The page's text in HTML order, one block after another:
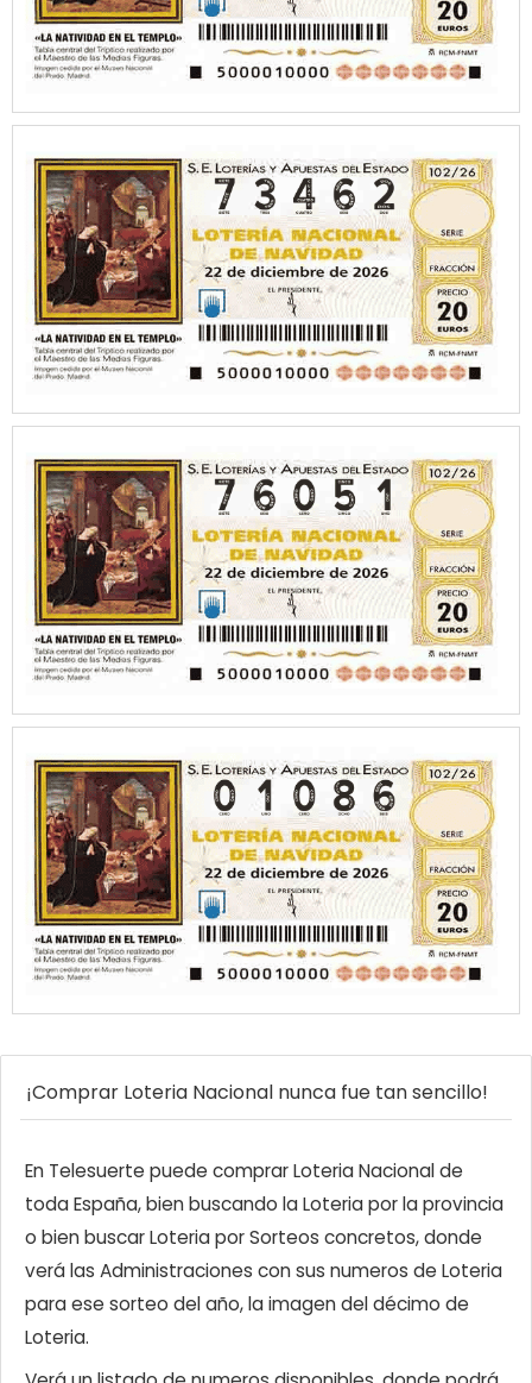
¡Comprar Loteria Nacional nunca fue tan sencillo!
En Telesuerte puede comprar Loteria Nacional de
toda España, bien buscando la Loteria por la provincia
o bien buscar Loteria por Sorteos concretos, donde
verá las Administraciones con sus numeros de Loteria
para ese sorteo del año, la imagen del décimo de
Loteria.